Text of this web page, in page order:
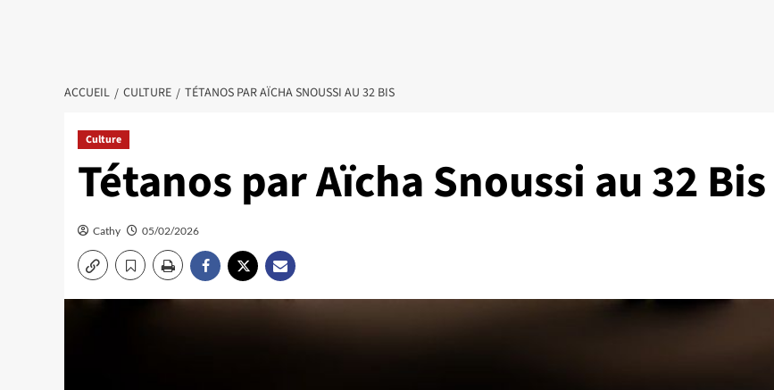
ACCUEIL CULTURE TÉTANOS PAR AÏCHA SNOUSSI AU 32 BIS
Culture
Tétanos par Aïcha Snoussi au 32 Bis
Cathy 05/02/2026